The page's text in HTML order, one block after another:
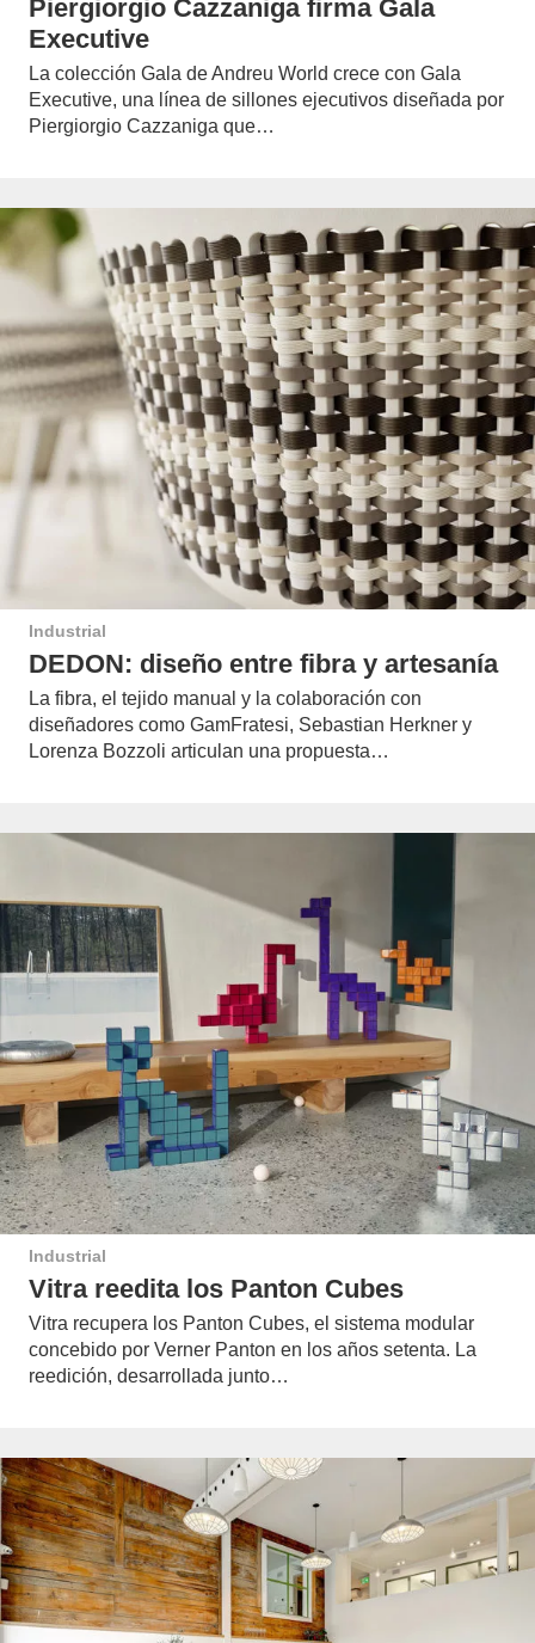
Piergiorgio Cazzaniga firma Gala
Executive
La colección Gala de Andreu World crece con Gala
Executive, una línea de sillones ejecutivos diseñada por
Piergiorgio Cazzaniga que…
Industrial
DEDON: diseño entre fibra y artesanía
La fibra, el tejido manual y la colaboración con
diseñadores como GamFratesi, Sebastian Herkner y
Lorenza Bozzoli articulan una propuesta…
Industrial
Vitra reedita los Panton Cubes
Vitra recupera los Panton Cubes, el sistema modular
concebido por Verner Panton en los años setenta. La
reedición, desarrollada junto…